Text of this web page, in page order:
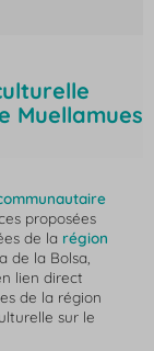
Muellamues
proposées
de la région
de la Bolsa,
lien direct
de la région
sur le